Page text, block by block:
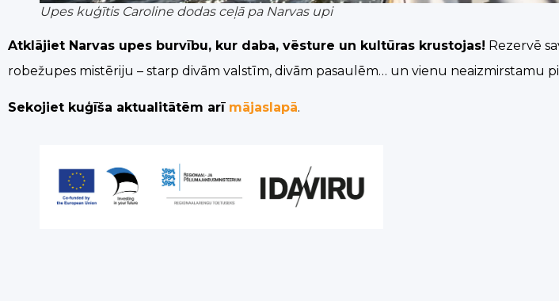
Upes kuģītis Caroline dodas ceļā pa Narvas upi
Atklājiet Narvas upes burvību, kur daba, vēsture un kultūras krustojas! Rezervē
robežupes mistēriju – starp divām valstīm, divām pasaulēm… un vienu neaizmirstamu
Sekojiet kuģīša aktualitātēm arī mājaslapā.